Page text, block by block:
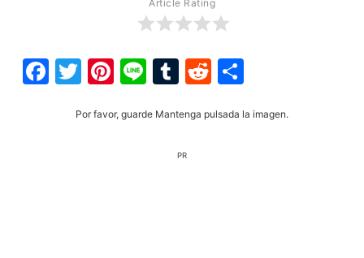
Article Rating
Facebook
Twitter
Pinterest
LineTumblr
Reddit
Por favor, guarde Mantenga pulsada la imagen.
PR